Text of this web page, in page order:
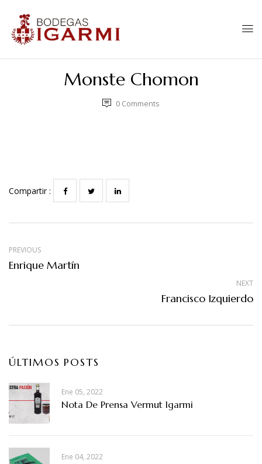
Monste Chomon
0 Comments
ÚLTIMOS POSTS
Ene 05, 2022
Nota De Prensa Vermut Igarmi
Ene 04, 2022
Compartir :
PREVIOUS
Enrique Martín
NEXT
Francisco Izquierdo